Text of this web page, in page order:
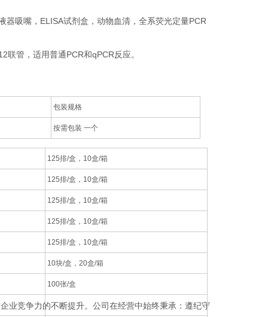
器吸嘴，ELISA试剂盒，动物血清，全系荧光定量PCR
管，适用普通PCR和qPCR反应。
包装规格
按需包装 一个
125排/盒，10盒/箱
125排/盒，10盒/箱
125排/盒，10盒/箱
125排/盒，10盒/箱
125排/盒，10盒/箱
10块/盒，20盒/箱
100张/盒
业竞争力的不断提升。公司在经营中始终秉承：遵纪守